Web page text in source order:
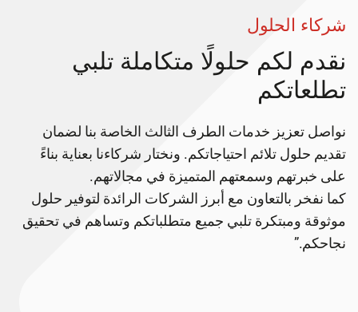
الحلول
لكم حلولًا متكاملة تلبي
تعزيز خدمات الطرف الثالث الخاصة بنا لضمان
حلول تلائم احتياجاتكم. ونختار شركاءنا بعناية بناءً
خبرتهم وسمعتهم المتميزة في مجالاتهم.
نفخر بالتعاون مع أبرز الشركات الرائدة لتوفير حلول
ومبتكرة تلبي جميع متطلباتكم وتساهم في تحقيق